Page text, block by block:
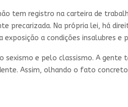
tem registro na carteira de
precarizada. Na própria lei, há
a condições insalubres e
e pelo classismo. A gente
Assim, olhando o fato